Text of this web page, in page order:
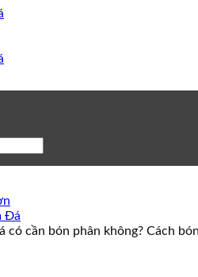
Đá
có cần bón phân không? Cách